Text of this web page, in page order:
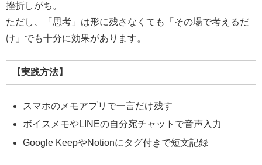
挫折しがち。
ただし、「思考」は形に残さなくても「その場で考えるだ
け」でも十分に効果があります。
【実践方法】
スマホのメモアプリで一言だけ残す
ボイスメモやLINEの自分宛チャットで音声入力
Google KeepやNotionにタグ付きで短文記録